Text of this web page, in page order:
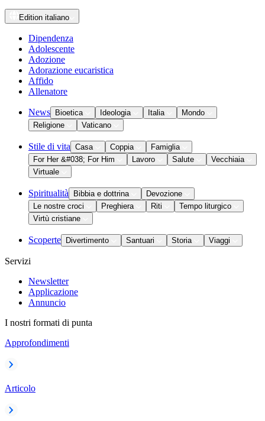
Edition italiano
Dipendenza
Adolescente
Adozione
Adorazione eucaristica
Affido
Allenatore
News Bioetica Ideologia Italia
Mondo
Religione
Vaticano
Stile di vita Casa Coppia
Famiglia
For Her &#038; For Him
Lavoro Salute
Vecchiaia
Virtuale
Spiritualità Bibbia e dottrina
Devozione
Le nostre croci
Preghiera Riti
Tempo liturgico
Virtù cristiane
Scoperte Divertimento Santuari Storia Viaggi
Servizi
Newsletter
Applicazione
Annuncio
I nostri formati di punta
Approfondimenti
Articolo